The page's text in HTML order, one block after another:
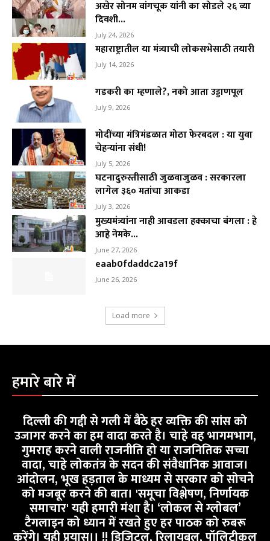
अखेर सोनम वांगचूक यांनी का सोडले २६ व्या
दिवशी...
July 24, 2026
महाराष्ट्रातील या मंत्र्याची लोकसभेसाठी तयारी
July 14, 2026
गडकरी का म्हणाले?, नको आता उड्डाणपूल
July 9, 2026
मोदींच्या मंत्रिमंडळात मोठा फेरबदल : या युवा
चेहऱ्यांना संधी!
July 5, 2026
घटनादुरुस्तीसाठी जुळवाजुळव : सरकारला
लागेल ३६० मतांचा आकडा
July 3, 2026
मुख्यमंत्र्यांना नाही आवडला हक्काचा बंगला : हे
आहे नेमके...
June 27, 2026
eaab0fdaddc2a19f
June 26, 2026
Load more
हमारे बारे में
दिल्ली की गद्दी से गली में बैठे हर व्यक्ति की सांस को
उजागर करने का हम वादा करते है। चाहे वह भागमभाग,
गुमराह करने वाली राजनीति हो या राजनितिक सच्चा
वादा, चाहे लोकतंत्र के सदन की संवैधानिक आवाज।
आंदोलन, भूख हड़ताल के माध्यम से सरकार को सोचने
को मजबूर करने की बात। 'समूचा विश्लेषण, निर्णायक
समाचार' यही हमारी मंशा है। ‘लोकल से ग्लोबल’
टैगलाइन को ध्यान में रखते हुए हर पाठक को रुबरू